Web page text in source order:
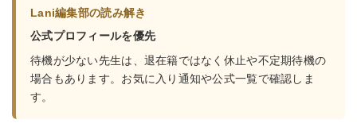
Lani編集部の読み解き
公式プロフィールを優先
待機が少ない先生は、退在籍ではなく休止や不定期待機の
場合もあります。お気に入り通知や公式一覧で確認しま
す。